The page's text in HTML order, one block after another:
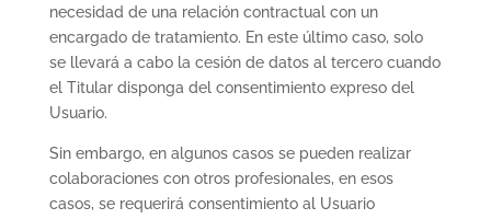
necesidad de una relación contractual con un
encargado de tratamiento. En este último caso, solo
se llevará a cabo la cesión de datos al tercero cuando
el Titular disponga del consentimiento expreso del
Usuario.
Sin embargo, en algunos casos se pueden realizar
colaboraciones con otros profesionales, en esos
casos, se requerirá consentimiento al Usuario